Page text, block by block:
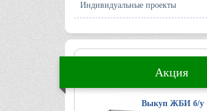
Индивидуальные проекты
Акция
Выкуп ЖБИ б/у